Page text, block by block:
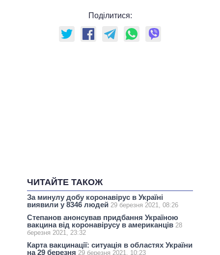
Поділитися:
ЧИТАЙТЕ ТАКОЖ
За минулу добу коронавірус в Україні
виявили у 8346 людей 29 березня 2021, 08:26
Степанов анонсував придбання Україною
вакцина від коронавірусу в американців 28
березня 2021, 23:32
Карта вакцинації: ситуація в областях України
на 29 березня 29 березня 2021, 10:23